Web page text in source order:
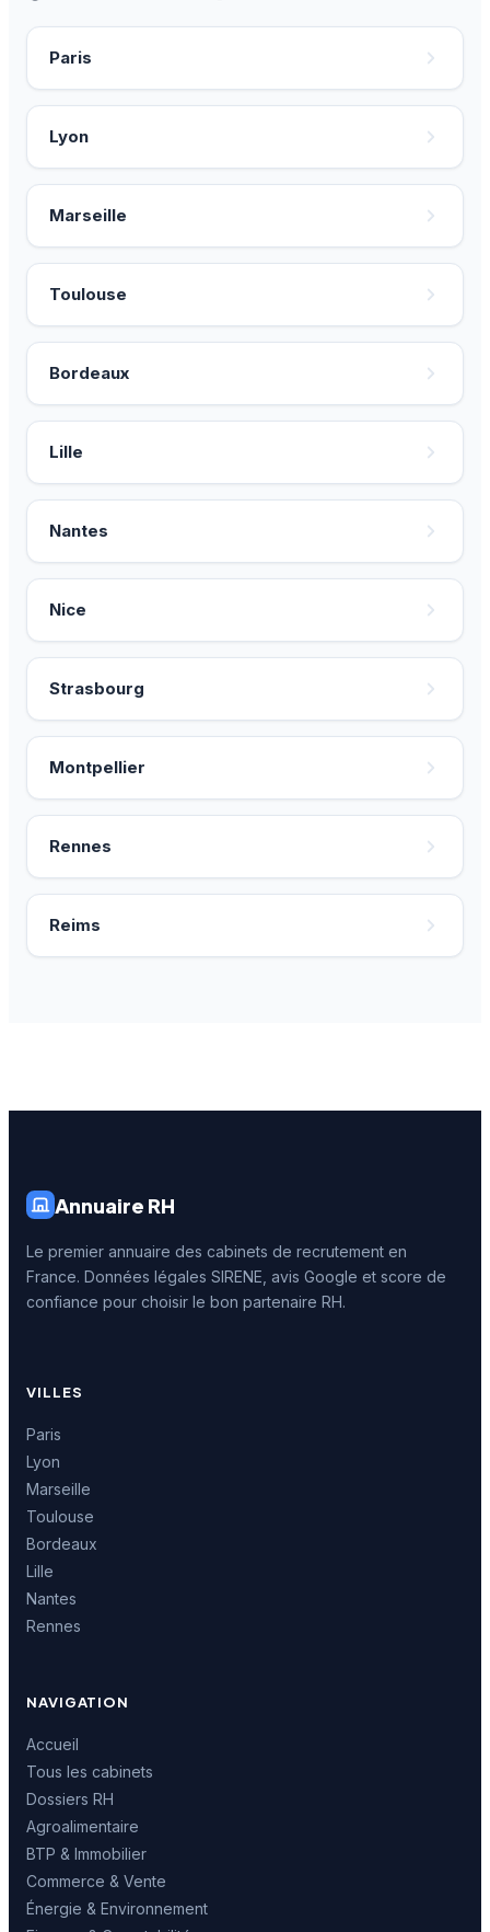
Paris
Lyon
Marseille
Toulouse
Bordeaux
Lille
Nantes
Nice
Strasbourg
Montpellier
Rennes
Reims
Annuaire RH
Le premier annuaire des cabinets de recrutement en
France. Données légales SIRENE, avis Google et score de
confiance pour choisir le bon partenaire RH.
VILLES
Paris
Lyon
Marseille
Toulouse
Bordeaux
Lille
Nantes
Rennes
NAVIGATION
Accueil
Tous les cabinets
Dossiers RH
Agroalimentaire
BTP & Immobilier
Commerce & Vente
Énergie & Environnement